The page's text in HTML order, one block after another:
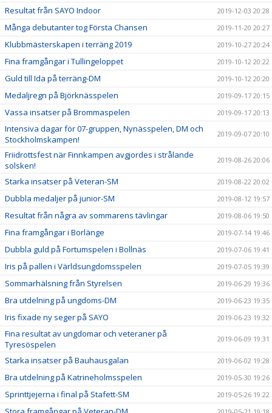
Resultat från SAYO Indoor 2019-12-03 20:28
Många debutanter tog Första Chansen 2019-11-20 20:27
Klubbmästerskapen i terräng 2019 2019-10-27 20:24
Fina framgångar i Tullingeloppet 2019-10-12 20:22
Guld till Ida på terräng-DM 2019-10-12 20:20
Medaljregn på Björknässpelen 2019-09-17 20:15
Vassa insatser på Brommaspelen 2019-09-17 20:13
Intensiva dagar för 07-gruppen, Nynässpelen, DM och
Stockholmskampen!
2019-09-07 20:10
Friidrottsfest när Finnkampen avgjordes i strålande
solsken!
2019-08-26 20:06
Starka insatser på Veteran-SM 2019-08-22 20:02
Dubbla medaljer på junior-SM 2019-08-12 19:57
Resultat från några av sommarens tävlingar 2019-08-06 19:50
Fina framgångar i Borlänge 2019-07-14 19:46
Dubbla guld på Fortumspelen i Bollnäs 2019-07-06 19:41
Iris på pallen i Världsungdomsspelen 2019-07-05 19:39
Sommarhälsning från Styrelsen 2019-06-29 19:36
Bra utdelning på ungdoms-DM 2019-06-23 19:35
Iris fixade ny seger på SAYO 2019-06-23 19:32
Fina resultat av ungdomar och veteraner på
Tyresöspelen
2019-06-09 19:31
Starka insatser på Bauhausgalan 2019-06-02 19:28
Bra utdelning på Katrineholmsspelen 2019-05-30 19:26
Sprinttjejerna i final på Stafett-SM 2019-05-26 19:22